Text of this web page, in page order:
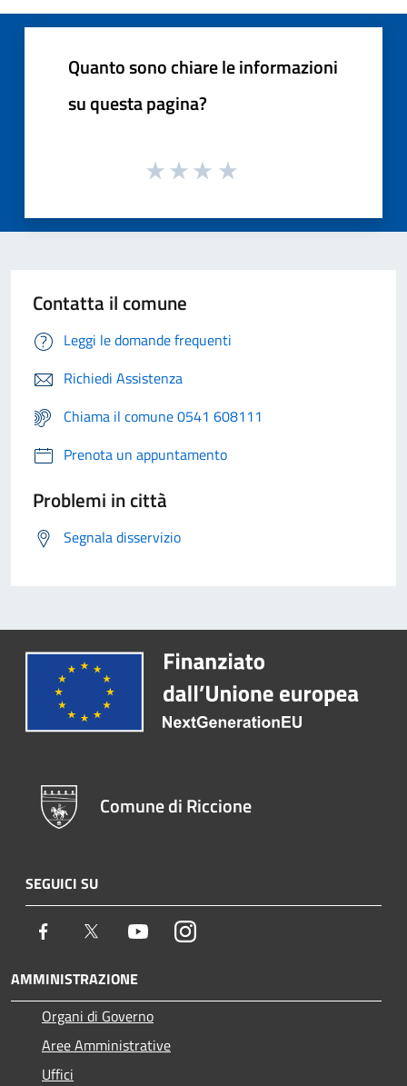
Quanto sono chiare le informazioni
su questa pagina?
Contatta il comune
Leggi le domande frequenti
Richiedi Assistenza
Chiama il comune 0541 608111
Prenota un appuntamento
Problemi in città
Segnala disservizio
Comune di Riccione
SEGUICI SU
Facebook Twitter YoutubeInstagram
AMMINISTRAZIONE
Organi di Governo
Aree Amministrative
Uffici